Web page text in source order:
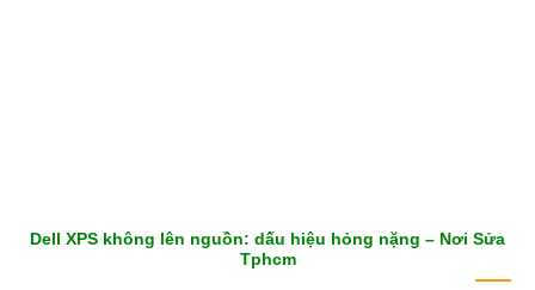
Dell XPS không lên nguồn: dấu hiệu hỏng nặng – Nơi Sửa
Tphcm